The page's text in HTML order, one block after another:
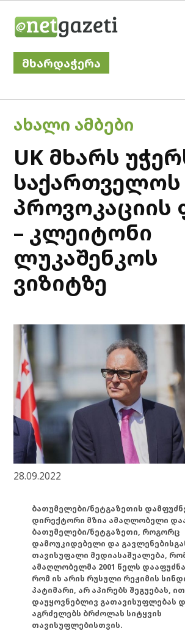
მხარდაჭერა
POSTED
ᲐᲮᲐᲚᲘ ᲐᲛᲑᲔᲑᲘ
UK მხარს
საქართველოს
პროვოკაციის
– კლეიტონი
ლუკაშენკოს
ვიზიტზე
28.09.2022
ბათუმელები/ნეტგაზეთის
დირექტორი მზია ამაღლობელი
ბათუმელები/ნეტგაზეთი, როგორც
დამოუკიდებელი და
თავისუფალი მედიასაშუალება,
ამაღლობელმა 2001 წელს
რომ ის არის რუსული რეჟიმის
პატიმარი, არ აპირებს შეგუებას,
დაუყოვნებლივ გათავისუფლებას
აგრძელებს ბრძოლას სიტყვის
თავისუფლებისთვის.